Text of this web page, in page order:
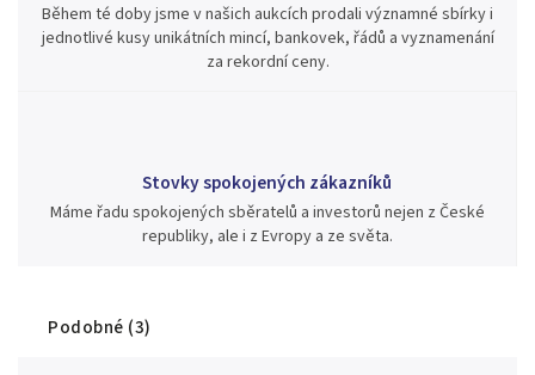
Během té doby jsme v našich aukcích prodali významné sbírky i
jednotlivé kusy unikátních mincí, bankovek, řádů a vyznamenání
za rekordní ceny.
Stovky spokojených zákazníků
Máme řadu spokojených sběratelů a investorů nejen z České
republiky, ale i z Evropy a ze světa.
Podobné (3)